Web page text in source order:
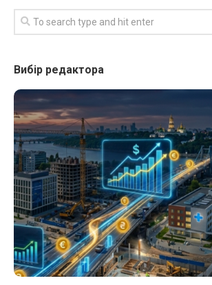
Вибір редактора